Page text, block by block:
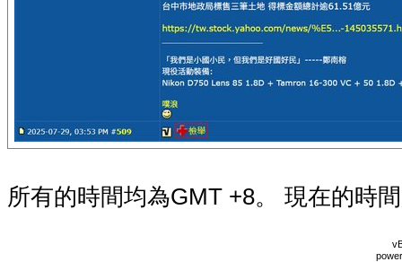
所有的時間均為GMT +8。 現在的時